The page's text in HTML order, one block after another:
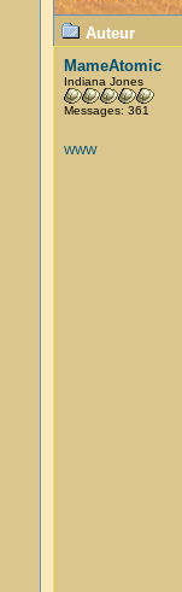
Auteur
MameAtomic
Indiana Jones
Messages: 361
WWW